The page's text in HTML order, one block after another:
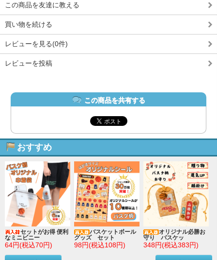
この商品を友達に教える
買い物を続ける
レビューを見る(0件)
レビューを投稿
この商品を共有する
おすすめ
セットがお得 便利
なミニビニー
64円(税込70円)
バスケットボール
グッズ セット
98円(税込108円)
オリジナル必勝お
守り バスケッ
348円(税込383円)